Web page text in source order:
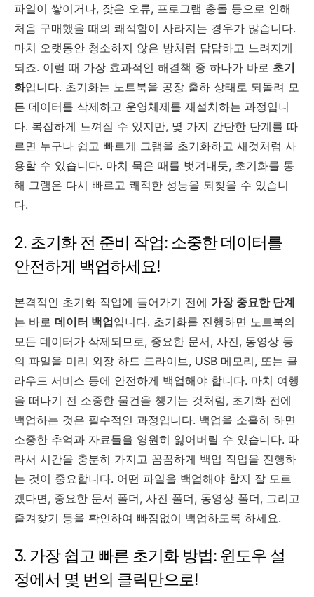
파일이 쌓이거나, 잦은 오류, 프로그램 충돌 등으로 인해
처음 구매했을 때의 쾌적함이 사라지는 경우가 많습니다.
마치 오랫동안 청소하지 않은 방처럼 답답하고 느려지게
되죠. 이럴 때 가장 효과적인 해결책 중 하나가 바로 초기
화입니다. 초기화는 노트북을 공장 출하 상태로 되돌려 모
든 데이터를 삭제하고 운영체제를 재설치하는 과정입니
다. 복잡하게 느껴질 수 있지만, 몇 가지 간단한 단계를 따
르면 누구나 쉽고 빠르게 그램을 초기화하고 새것처럼 사
용할 수 있습니다. 마치 묵은 때를 벗겨내듯, 초기화를 통
해 그램은 다시 빠르고 쾌적한 성능을 되찾을 수 있습니
다.
2. 초기화 전 준비 작업: 소중한 데이터를
안전하게 백업하세요!
본격적인 초기화 작업에 들어가기 전에 가장 중요한 단계
는 바로 데이터 백업입니다. 초기화를 진행하면 노트북의
모든 데이터가 삭제되므로, 중요한 문서, 사진, 동영상 등
의 파일을 미리 외장 하드 드라이브, USB 메모리, 또는 클
라우드 서비스 등에 안전하게 백업해야 합니다. 마치 여행
을 떠나기 전 소중한 물건을 챙기는 것처럼, 초기화 전에
백업하는 것은 필수적인 과정입니다. 백업을 소홀히 하면
소중한 추억과 자료들을 영원히 잃어버릴 수 있습니다. 따
라서 시간을 충분히 가지고 꼼꼼하게 백업 작업을 진행하
는 것이 중요합니다. 어떤 파일을 백업해야 할지 잘 모르
겠다면, 중요한 문서 폴더, 사진 폴더, 동영상 폴더, 그리고
즐겨찾기 등을 확인하여 빠짐없이 백업하도록 하세요.
3. 가장 쉽고 빠른 초기화 방법: 윈도우 설
정에서 몇 번의 클릭만으로!